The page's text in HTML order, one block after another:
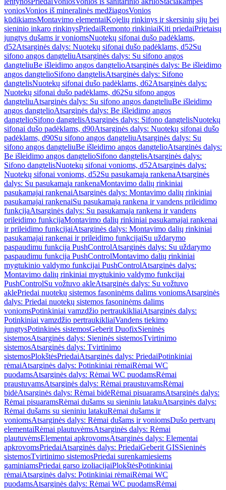
voniosVonios iš mineralinės medžiagosVonios
kūdikiamsMontavimo elementaiKojelių rinkinys ir skersinių sijų bei
sieninio inkaro rinkinysPriedaiRemonto rinkiniaiKiti priedaiPrietaisų
jungtys dušams ir voniomsNuotekų sifonai dušo padėklams,
d52Atsarginės dalys: Nuotekų sifonai dušo padėklams, d52Su
sifono angos dangteliuAtsarginės dalys: Su sifono angos
dangteliuBe išleidimo angos dangtelioAtsarginės dalys: Be išleidimo
angos dangtelioSifono dangtelisAtsarginės dalys: Sifono
dangtelisNuotekų sifonai dušo padėklams, d62Atsarginės dalys:
Nuotekų sifonai dušo padėklams, d62Su sifono angos
dangteliuAtsarginės dalys: Su sifono angos dangteliuBe išleidimo
angos dangtelioAtsarginės dalys: Be išleidimo angos
dangtelioSifono dangtelisAtsarginės dalys: Sifono dangtelisNuotekų
sifonai dušo padėklams, d90Atsarginės dalys: Nuotekų sifonai dušo
padėklams, d90Su sifono angos dangteliuAtsarginės dalys: Su
sifono angos dangteliuBe išleidimo angos dangtelioAtsarginės dalys:
Be išleidimo angos dangtelioSifono dangtelisAtsarginės dalys:
Sifono dangtelisNuotekų sifonai vonioms, d52Atsarginės dalys:
Nuotekų sifonai vonioms, d52Su pasukamąja rankenaAtsarginės
dalys: Su pasukamąja rankenaMontavimo dalių rinkiniai
pasukamajai rankenaiAtsarginės dalys: Montavimo dalių rinkiniai
pasukamajai rankenaiSu pasukamąja rankena ir vandens prileidimo
funkcijaAtsarginės dalys: Su pasukamąja rankena ir vandens
prileidimo funkcijaMontavimo dalių rinkiniai pasukamajai rankenai
ir prileidimo funkcijaiAtsarginės dalys: Montavimo dalių rinkiniai
pasukamajai rankenai ir prileidimo funkcijaiSu uždarymo
paspaudimu funkcija PushControlAtsarginės dalys: Su uždarymo
paspaudimu funkcija PushControlMontavimo dalių rinkiniai
mygtukinio valdymo funkcijai PushControlAtsarginės dalys:
Montavimo dalių rinkiniai mygtukinio valdymo funkcijai
PushControlSu vožtuvo akleAtsarginės dalys: Su vožtuvo
aklePriedai nuotekų sistemos fasoninėms dalims voniomsAtsarginės
dalys: Priedai nuotekų sistemos fasoninėms dalims
voniomsPotinkiniai vamzdžio pertraukikliaiAtsarginės dalys:
Potinkiniai vamzdžio pertraukikliaiVandens tiekimo
jungtysPotinkinės sistemosGeberit DuofixSieninės
sistemosAtsarginės dalys: Sieninės sistemosTvirtinimo
sistemosAtsarginės dalys: Tvirtinimo
sistemosPlokštėsPriedaiAtsarginės dalys: PriedaiPotinkiniai
rėmaiAtsarginės dalys: Potinkiniai rėmaiRėmai WC
puodamsAtsarginės dalys: Rėmai WC puodamsRėmai
praustuvamsAtsarginės dalys: Rėmai praustuvamsRėmai
bidėAtsarginės dalys: Rėmai bidėRėmai pisuaramsAtsarginės dalys:
Rėmai pisuaramsRėmai dušams su sieniniu latakuAtsarginės dalys:
Rėmai dušams su sieniniu latakuRėmai dušams ir
voniomsAtsarginės dalys: Rėmai dušams ir voniomsDušo pertvarų
elementaiRėmai plautuvėmsAtsarginės dalys: Rėmai
plautuvėmsElementai apkrovomsAtsarginės dalys: Elementai
apkrovomsPriedaiAtsarginės dalys: PriedaiGeberit GISSieninės
sistemosTvirtinimo sistemosPriedai surenkamiesiems
gaminiamsPriedai garso izoliacijaiPlokštėsPotinkiniai
rėmaiAtsarginės dalys: Potinkiniai rėmaiRėmai WC
puodamsAtsarginės dalys: Rėmai WC puodamsRėmai